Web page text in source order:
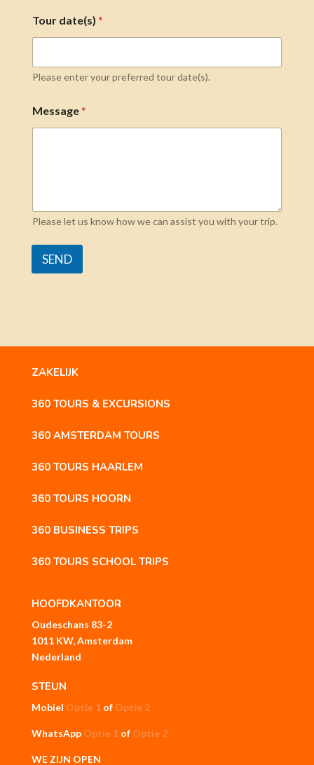
Tour date(s) *
Please enter your preferred tour date(s).
Message*
Please let us know how we can assist you with your trip.
SEND
ZAKELIJK
360 TOURS & EXCURSIONS
360 AMSTERDAM TOURS
360 TOURS HAARLEM
360 TOURS HOORN
360 BUSINESS TRIPS
360 TOURS SCHOOL TRIPS
HOOFDKANTOOR
Oudeschans 83-2
1011 KW, Amsterdam
Nederland
STEUN
Mobiel Optie 1 of Optie 2
WhatsApp Optie 1 of Optie 2
WE ZIJN OPEN